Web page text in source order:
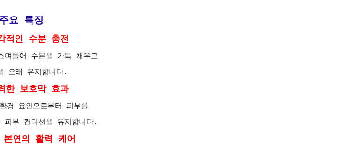
주요 특징
적인 수분 충전
며들어 수분을 가득 채우고
오래 유지합니다.
한 보호막 효과
경 요인으로부터 피부를
피부 컨디션을 유지합니다.
본연의 활력 케어